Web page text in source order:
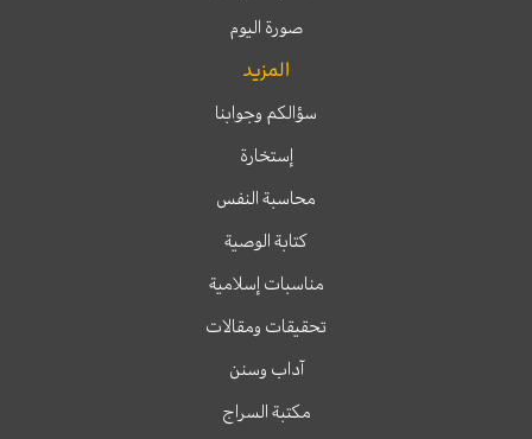
صورة اليوم
المزيد
سؤالكم وجوابنا
إستخارة
محاسبة النفس
كتابة الوصية
مناسبات إسلامية
تحقيقات ومقالات
آداب وسنن
مكتبة السراج